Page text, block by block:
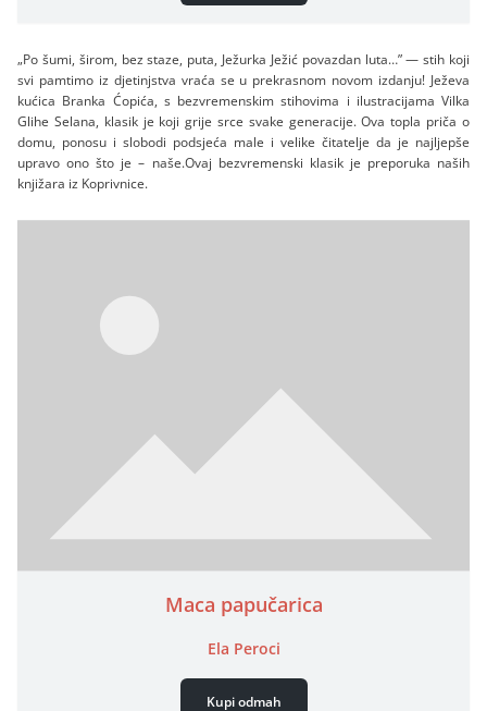
„Po šumi, širom, bez staze, puta, Ježurka Ježić povazdan luta…” — stih koji
svi pamtimo iz djetinjstva vraća se u prekrasnom novom izdanju! Ježeva
kućica Branka Ćopića, s bezvremenskim stihovima i ilustracijama Vilka
Glihe Selana, klasik je koji grije srce svake generacije. Ova topla priča o
domu, ponosu i slobodi podsjeća male i velike čitatelje da je najljepše
upravo ono što je – naše.Ovaj bezvremenski klasik je preporuka naših
knjižara iz Koprivnice.
Maca papučarica
Ela Peroci
Kupi odmah